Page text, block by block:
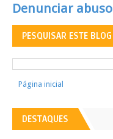
Denunciar abuso
PESQUISAR ESTE BLOG
Página inicial
DESTAQUES